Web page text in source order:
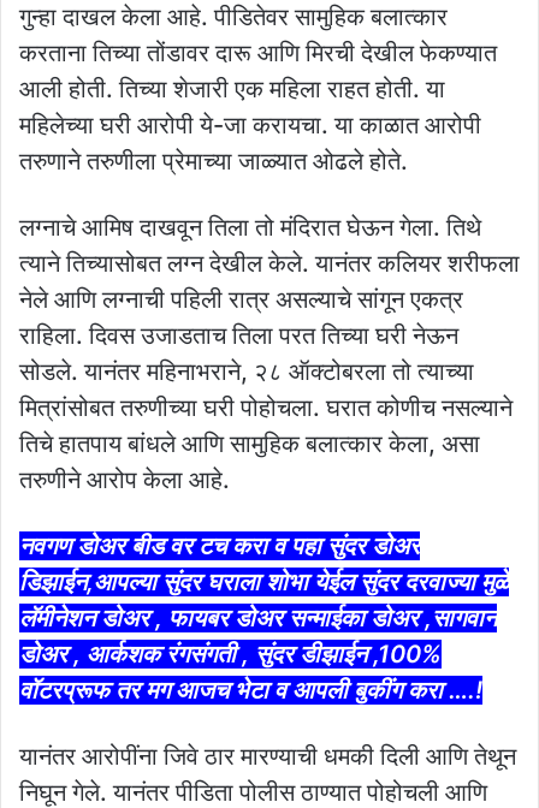
गुन्हा दाखल केला आहे. पीडितेवर सामुहिक बलात्कार
करताना तिच्या तोंडावर दारू आणि मिरची देखील फेकण्यात
आली होती. तिच्या शेजारी एक महिला राहत होती. या
महिलेच्या घरी आरोपी ये-जा करायचा. या काळात आरोपी
तरुणाने तरुणीला प्रेमाच्या जाळ्यात ओढले होते.
लग्नाचे आमिष दाखवून तिला तो मंदिरात घेऊन गेला. तिथे
त्याने तिच्यासोबत लग्न देखील केले. यानंतर कलियर शरीफला
नेले आणि लग्नाची पहिली रात्र असल्याचे सांगून एकत्र
राहिला. दिवस उजाडताच तिला परत तिच्या घरी नेऊन
सोडले. यानंतर महिनाभराने, २८ ऑक्टोबरला तो त्याच्या
मित्रांसोबत तरुणीच्या घरी पोहोचला. घरात कोणीच नसल्याने
तिचे हातपाय बांधले आणि सामुहिक बलात्कार केला, असा
तरुणीने आरोप केला आहे.
नवगण डोअर बीड वर टच करा व पहा सुंदर डोअर
डिझाईन,आपल्या सुंदर घराला शोभा येईल सुंदर दरवाज्या मुळे
लॅमीनेशन डोअर , फायबर डोअर सन्माईका डोअर ,सागवान
डोअर , आर्कशक रंगसंगती , सुंदर डीझाईन ,100%
वॉटरप्रूफ तर मग आजच भेटा व आपली बुकींग करा ….!
यानंतर आरोपींना जिवे ठार मारण्याची धमकी दिली आणि तेथून
निघून गेले. यानंतर पीडिता पोलीस ठाण्यात पोहोचली आणि